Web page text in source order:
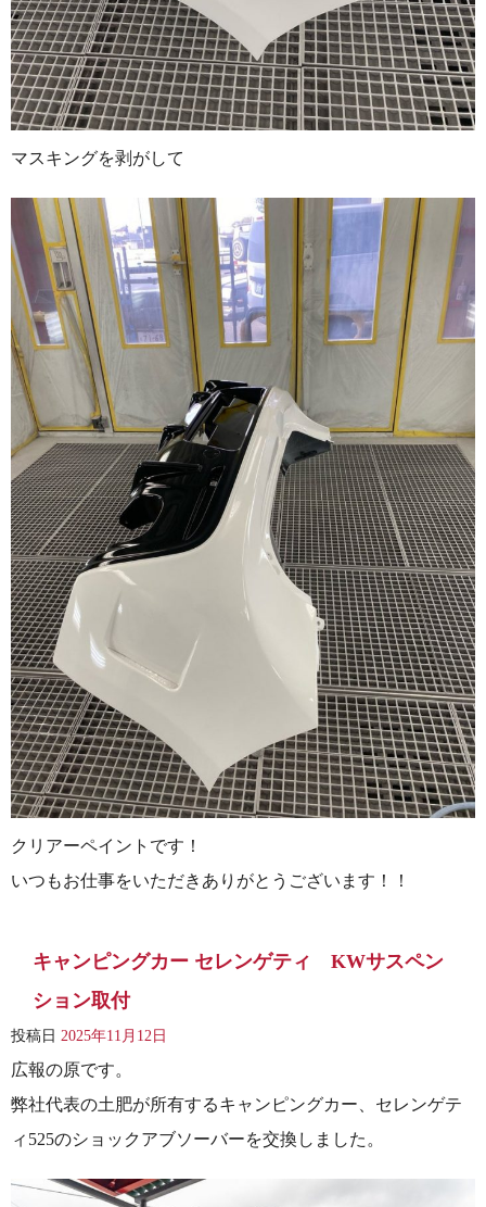
マスキングを剥がして
クリアーペイントです！
いつもお仕事をいただきありがとうございます！！
キャンピングカー セレンゲティ KWサスペン
ション取付
投稿日 2025年11月12日
広報の原です。
弊社代表の土肥が所有するキャンピングカー、セレンゲテ
ィ525のショックアブソーバーを交換しました。